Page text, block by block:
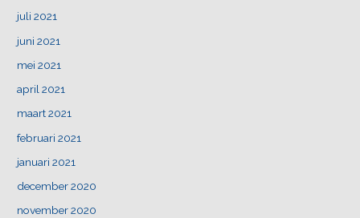
juli 2021
juni 2021
mei 2021
april 2021
maart 2021
februari 2021
januari 2021
december 2020
november 2020